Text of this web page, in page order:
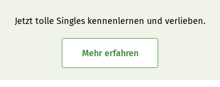
Jetzt tolle Singles kennenlernen und verlieben.
Mehr erfahren